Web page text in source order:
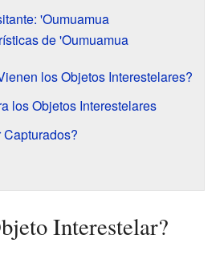
'Oumuamua
de 'Oumuamua
los Objetos Interestelares?
los Objetos Interestelares
Interestelar?